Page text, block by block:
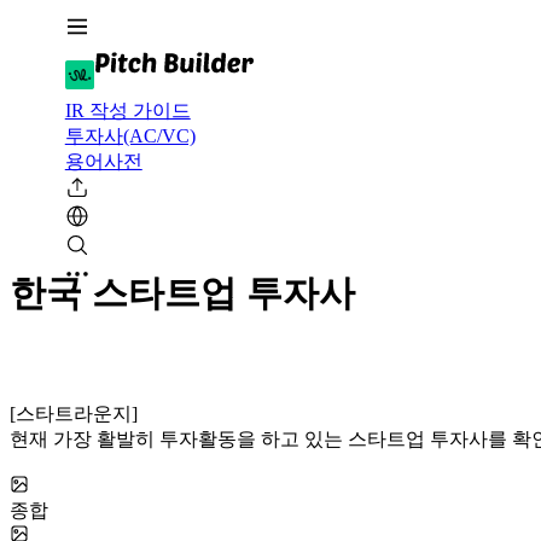
IR 작성 가이드
투자사(AC/VC)
용어사전
한국 스타트업 투자사
[스타트라운지]
현재 가장 활발히 투자활동을 하고 있는 스타트업 투자사를 확
종합